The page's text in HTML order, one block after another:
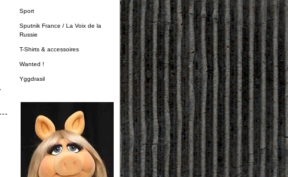
Sport
Sputnik France / La Voix de la
Russie
T-Shirts & accessoires
Wanted !
Yggdrasil